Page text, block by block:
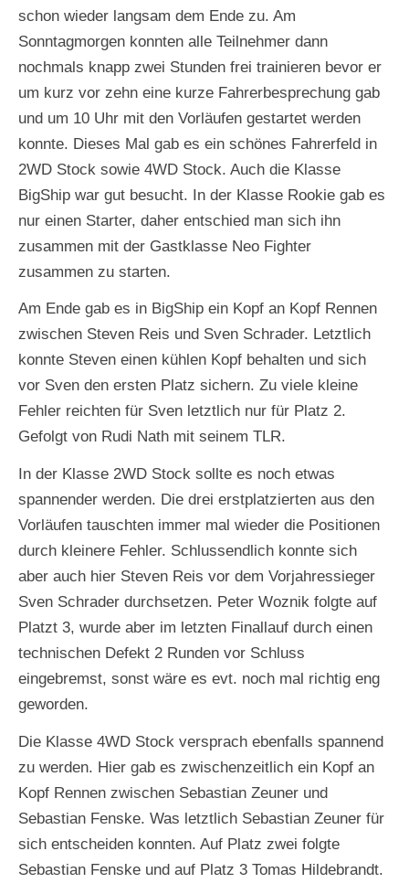
schon wieder langsam dem Ende zu. Am
Sonntagmorgen konnten alle Teilnehmer dann
nochmals knapp zwei Stunden frei trainieren bevor er
um kurz vor zehn eine kurze Fahrerbesprechung gab
und um 10 Uhr mit den Vorläufen gestartet werden
konnte. Dieses Mal gab es ein schönes Fahrerfeld in
2WD Stock sowie 4WD Stock. Auch die Klasse
BigShip war gut besucht. In der Klasse Rookie gab es
nur einen Starter, daher entschied man sich ihn
zusammen mit der Gastklasse Neo Fighter
zusammen zu starten.
Am Ende gab es in BigShip ein Kopf an Kopf Rennen
zwischen Steven Reis und Sven Schrader. Letztlich
konnte Steven einen kühlen Kopf behalten und sich
vor Sven den ersten Platz sichern. Zu viele kleine
Fehler reichten für Sven letztlich nur für Platz 2.
Gefolgt von Rudi Nath mit seinem TLR.
In der Klasse 2WD Stock sollte es noch etwas
spannender werden. Die drei erstplatzierten aus den
Vorläufen tauschten immer mal wieder die Positionen
durch kleinere Fehler. Schlussendlich konnte sich
aber auch hier Steven Reis vor dem Vorjahressieger
Sven Schrader durchsetzen. Peter Woznik folgte auf
Platzt 3, wurde aber im letzten Finallauf durch einen
technischen Defekt 2 Runden vor Schluss
eingebremst, sonst wäre es evt. noch mal richtig eng
geworden.
Die Klasse 4WD Stock versprach ebenfalls spannend
zu werden. Hier gab es zwischenzeitlich ein Kopf an
Kopf Rennen zwischen Sebastian Zeuner und
Sebastian Fenske. Was letztlich Sebastian Zeuner für
sich entscheiden konnten. Auf Platz zwei folgte
Sebastian Fenske und auf Platz 3 Tomas Hildebrandt.